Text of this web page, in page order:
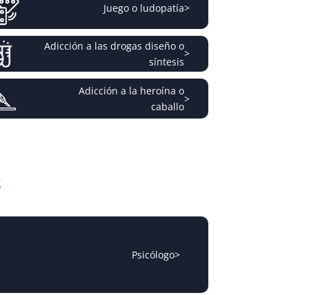
Juego o ludopatía>
Adicción a las drogas diseño o
síntesis
>
Adicción a la heroína o
caballo
>
Psicólogo>